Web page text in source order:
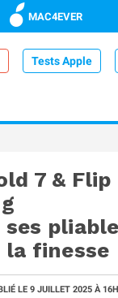
MAC4EVER
Tests Apple
7 & Flip
finesse
LE 9 JUILLET 2025 À